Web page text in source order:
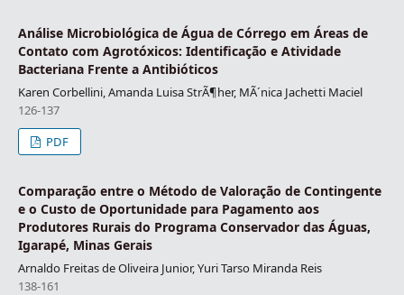
Análise Microbiológica de Água de Córrego em Áreas de
Contato com Agrotóxicos: Identificação e Atividade
Bacteriana Frente a Antibióticos
Karen Corbellini, Amanda Luisa StrÃ¶her, MÃ´nica Jachetti Maciel
126-137
PDF
Comparação entre o Método de Valoração de Contingente
e o Custo de Oportunidade para Pagamento aos
Produtores Rurais do Programa Conservador das Águas,
Igarapé, Minas Gerais
Arnaldo Freitas de Oliveira Junior, Yuri Tarso Miranda Reis
138-161